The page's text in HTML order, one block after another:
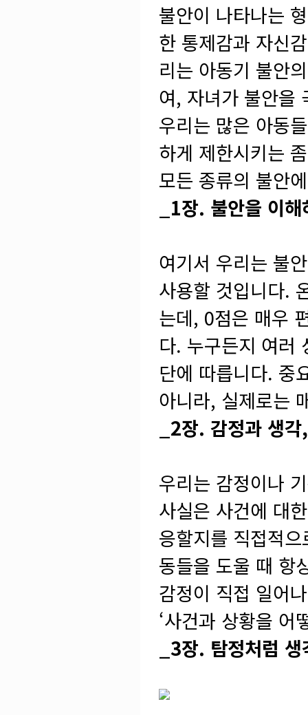
불안이 나타나는
한 통제감과 자신
리는 아동기 불안
여, 자녀가 불안을
우리는 많은 아동
하게 제한시키는
모든 종류의 불안
_1장. 불안을 이
여기서 우리는 불
사용할 것입니다.
는데, 0점은 매우
다. 누구든지 여러
단에 따릅니다. 중
아니라, 실제로는
_2장. 감정과 생
우리는 감정이나
사실은 사건에 대
응할지를 직접적
동들을 도울 때 항
감정이 직접 일어
‘사건과 상황을 어
_3장. 탐정처럼